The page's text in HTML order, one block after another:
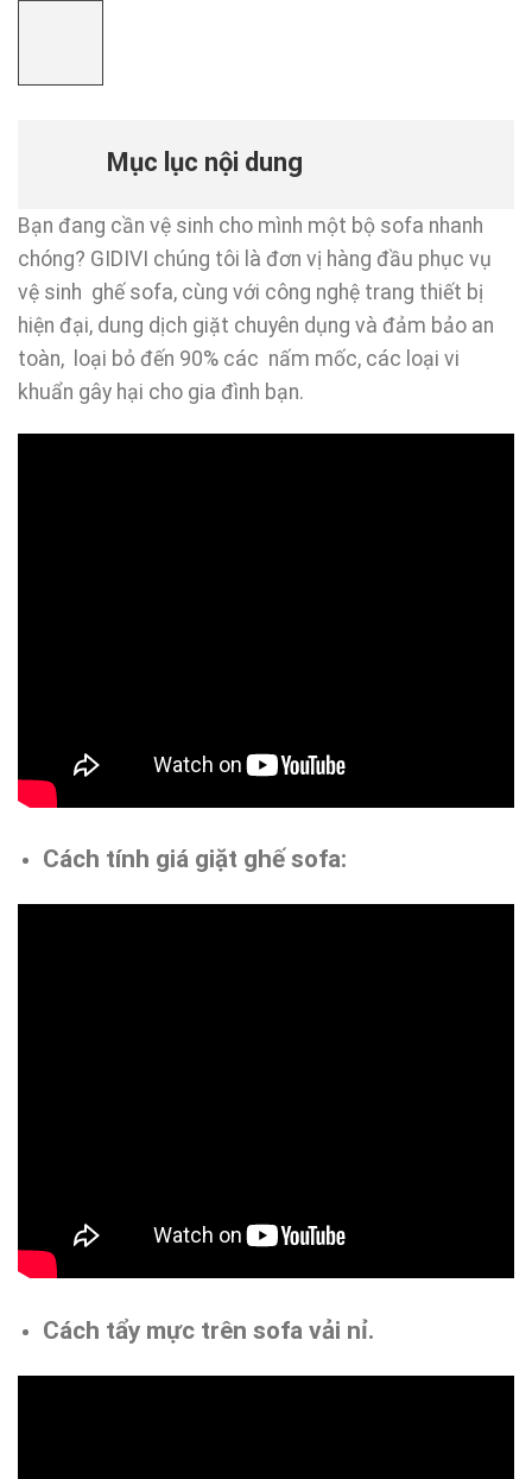
Mục lục nội dung
Bạn đang cần vệ sinh cho mình một bộ sofa nhanh
chóng? GIDIVI chúng tôi là đơn vị hàng đầu phục vụ
vệ sinh ghế sofa, cùng với công nghệ trang thiết bị
hiện đại, dung dịch giặt chuyên dụng và đảm bảo an
toàn, loại bỏ đến 90% các nấm mốc, các loại vi
khuẩn gây hại cho gia đình bạn.
Cách tính giá giặt ghế sofa:
Cách tẩy mực trên sofa vải nỉ.